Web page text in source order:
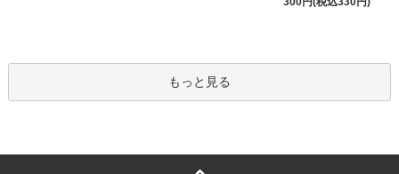
もっと見る